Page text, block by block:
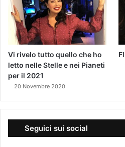
Vi rivelo tutto quello che ho
letto nelle Stelle e nei Pianeti
per il 2021
20 Novembre 2020
Seguici sui social